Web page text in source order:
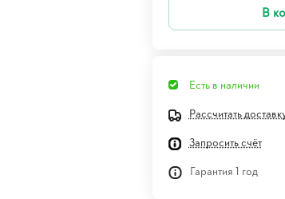
В
Есть в наличии
Рассчитать
Запросить счёт
Гарантия 1 год